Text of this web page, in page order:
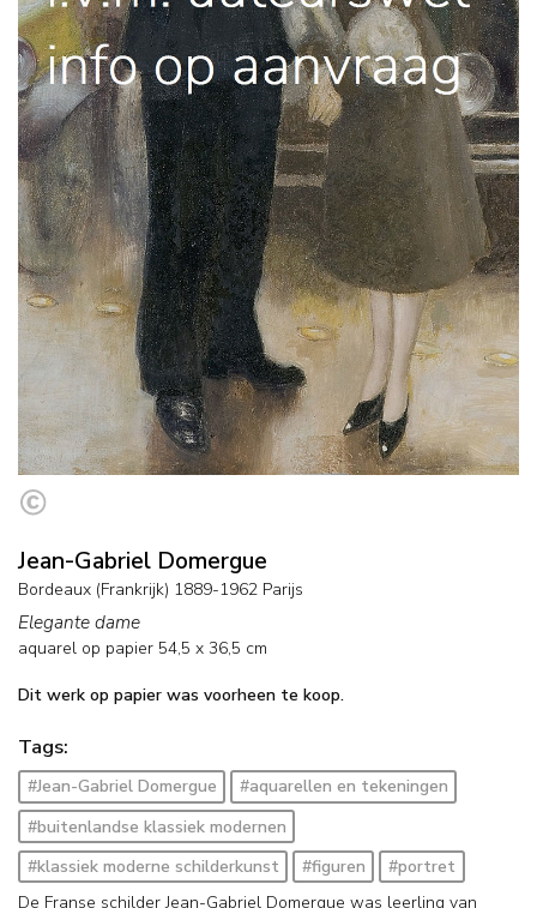
Jean-Gabriel Domergue
Bordeaux (Frankrijk) 1889-1962 Parijs
Elegante dame
aquarel op papier 54,5 x 36,5 cm
Dit werk op papier was voorheen te koop.
Tags:
#Jean-Gabriel Domergue
#aquarellen en tekeningen
#buitenlandse klassiek modernen
#klassiek moderne schilderkunst
#figuren
#portret
De Franse schilder Jean-Gabriel Domergue was leerling van